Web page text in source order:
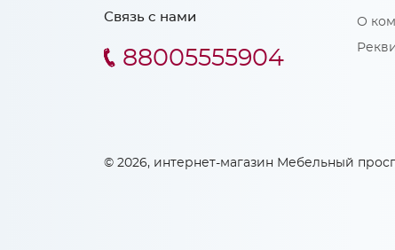
Связь с нами
88005555904
О
© 2026, интернет-магазин Мебельный